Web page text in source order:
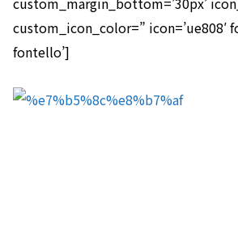
custom_icon_color=” icon=’ue808′
fontello’]